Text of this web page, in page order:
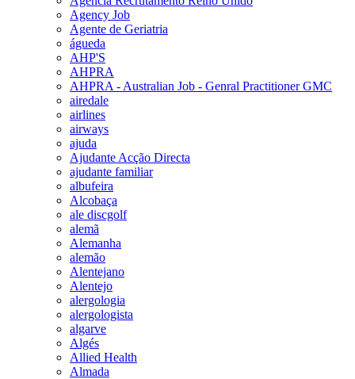
Agency Job
Agente de Geriatria
águeda
AHP'S
AHPRA
AHPRA - Australian Job - Genral Practitioner GMC
airedale
airlines
airways
ajuda
Ajudante Acção Directa
ajudante familiar
albufeira
Alcobaça
ale discgolf
alemã
Alemanha
alemão
Alentejano
Alentejo
alergologia
alergologista
algarve
Algés
Allied Health
Almada